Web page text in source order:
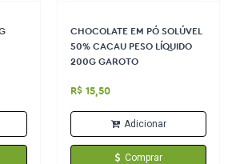
CHOCOLATE EM PÓ SOLÚVEL
50% CACAU PESO LÍQUIDO
200G GAROTO
R$ 15,50
Adicionar
Comprar